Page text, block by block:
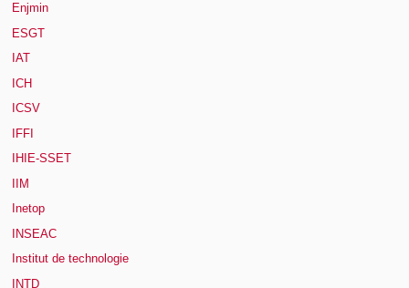
Enjmin
ESGT
IAT
ICH
ICSV
IFFI
IHIE-SSET
IIM
Inetop
INSEAC
Institut de technologie
INTD